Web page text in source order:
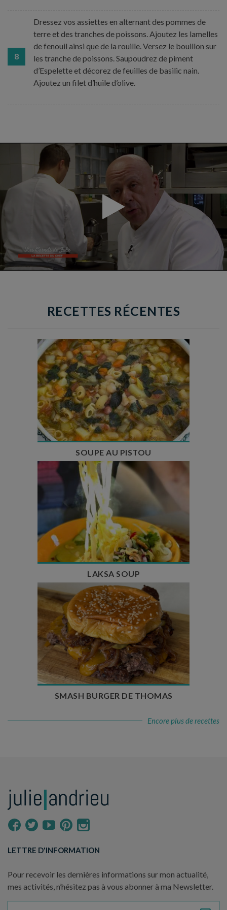
8
Dressez vos assiettes en alternant des pommes de
terre et des tranches de poissons. Ajoutez les lamelles
de fenouil ainsi que de la rouille. Versez le bouillon sur
les tranche de poissons. Saupoudrez de piment
d’Espelette et décorez de feuilles de basilic nain.
Ajoutez un filet d’huile d’olive.
RECETTES RÉCENTES
Temps de préparation : 35 min
Temps de cuisson : 1h15
Nombre de couverts : 8
SOUPE AU PISTOU
Temps de préparation : 40 min
Temps de cuisson : 25 min
Nombre de couverts : 4
LAKSA SOUP
Temps de préparation : 20 min
Temps de cuisson : 5 à 10 min
Nombre de couverts : 4
SMASH BURGER DE THOMAS
Encore plus de recettes
LETTRE D'INFORMATION
Pour recevoir les dernières informations sur mon actualité,
mes activités, n’hésitez pas à vous abonner à ma Newsletter.